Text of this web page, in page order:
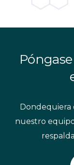
nuestro